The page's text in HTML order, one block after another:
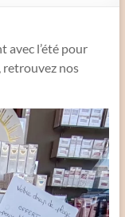
avec l’été pour
retrouvez nos